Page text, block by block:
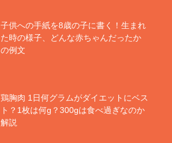
子供への手紙を8歳の子に書く！生まれ
た時の様子、どんな赤ちゃんだったか
の例文
鶏胸肉 1日何グラムがダイエットにベス
ト？1枚は何g？300gは食べ過ぎなのか
解説